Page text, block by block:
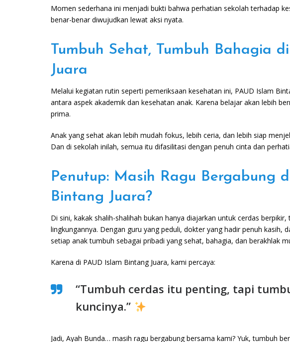
Momen sederhana ini menjadi bukti bahwa perhatian sekolah terhadap
benar-benar diwujudkan lewat aksi nyata.
Tumbuh Sehat, Tumbuh Bahagia
Juara
Melalui kegiatan rutin seperti pemeriksaan kesehatan ini, PAUD Islam
antara aspek akademik dan kesehatan anak. Karena belajar akan lebih
prima.
Anak yang sehat akan lebih mudah fokus, lebih ceria, dan lebih siap
Dan di sekolah inilah, semua itu difasilitasi dengan penuh cinta dan
Penutup: Masih Ragu Bergabung
Bintang Juara?
Di sini, kakak shalih-shalihah bukan hanya diajarkan untuk cerdas
lingkungannya. Dengan guru yang peduli, dokter yang hadir penuh
setiap anak tumbuh sebagai pribadi yang sehat, bahagia, dan berakhlak
Karena di PAUD Islam Bintang Juara, kami percaya:
“Tumbuh cerdas itu penting, tapi
kuncinya.”
Jadi, Ayah Bunda… masih ragu bergabung bersama kami? Yuk, tumbuh